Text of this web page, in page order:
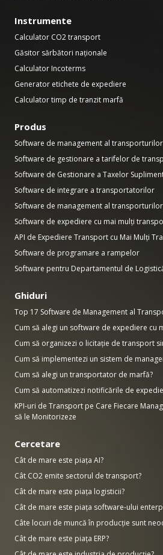
Instrumente
Calculator CO2 transport
Găsitor sărbători naționale
Calculator Incoterms
Generator etichete de expediere
Calculator timp de tranzit marfă
Produs
Software de management al transporturilor
Software de gestionare a tarifelor de
Software de Gestionare a Taxelor
Software de integrare a transportatorilor
Software de management al transporturilor
Software de expediere cu mai mulți
API de Expediere Transport cu Mai Mulți
Software de programare a rampelor
Software pentru Departamentul de
Ghiduri
Top 17 Software de Management al
Cum să alegi un software de expediere cu
Cum să organizezi o licitație de transport
Cum să implementezi un sistem de
Cum să alegi un transportator de marfă?
Cum să automatizezi notificările de
KPI-uri de Transport pe Care Fiecare
să le Monitorizeze
Cercetare
Cât de mare este piața AI?
Cât CO2 emite sectorul de transport?
Cât de mare este piața logisticii?
Cât de mare este piața software-ului
Câte locuri de muncă în producție sunt
Cât de mare este piața ERP?